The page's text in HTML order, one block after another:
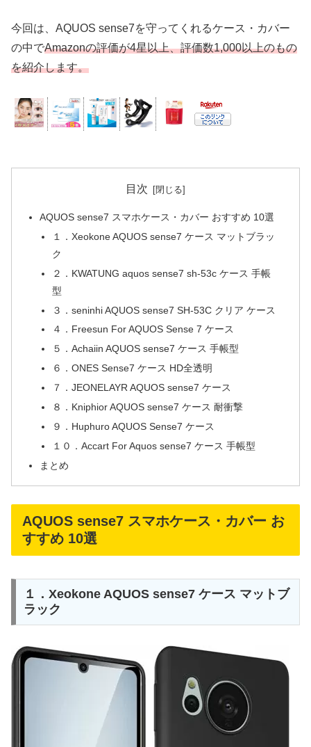
今回は、AQUOS sense7を守ってくれるケース・カバー
の中でAmazonの評価が4星以上、評価数1,000以上のもの
を紹介します。
目次
AQUOS sense7 スマホケース・カバー おすすめ 10選
１．Xeokone AQUOS sense7 ケース マットブラッ
ク
２．KWATUNG aquos sense7 sh-53c ケース 手帳
型
３．seninhi AQUOS sense7 SH-53C クリア ケース
４．Freesun For AQUOS Sense 7 ケース
５．Achaiin AQUOS sense7 ケース 手帳型
６．ONES Sense7 ケース HD全透明
７．JEONELAYR AQUOS sense7 ケース
８．Kniphior AQUOS sense7 ケース 耐衝撃
９．Huphuro AQUOS Sense7 ケース
１０．Accart For Aquos sense7 ケース 手帳型
まとめ
AQUOS sense7 スマホケース・カバー お
すすめ 10選
１．Xeokone AQUOS sense7 ケース マットブ
ラック